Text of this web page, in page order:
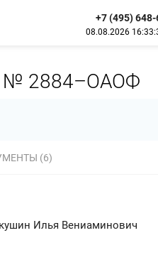
+7 (495)
08.08.2026
№ 2884–ОАОФ
(6)
Илья Вениаминович